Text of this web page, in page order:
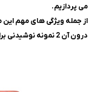
می پردازیم.
درون آن 2 نمونه نوشیدنی برای تغدیه کودکان قرار دهید.